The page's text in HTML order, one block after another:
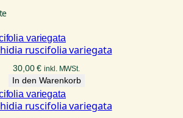
ruscifolia variegata
30,00€ inkl. MWSt.
In den Warenkorb
ruscifolia variegata